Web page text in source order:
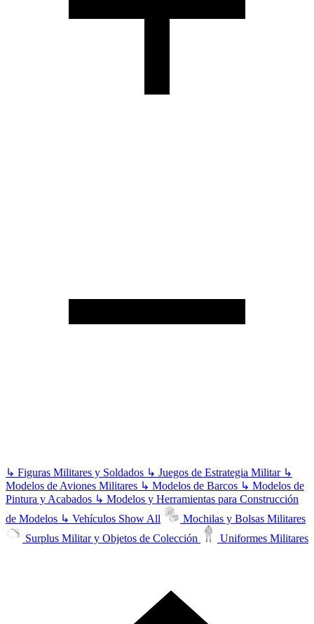
↳ Figuras Militares y Soldados ↳ Juegos de Estrategia Militar ↳
Modelos de Aviones Militares ↳ Modelos de Barcos ↳ Modelos de
Pintura y Acabados ↳ Modelos y Herramientas para Construcción
de Modelos ↳ Vehículos Show All
Mochilas y Bolsas Militares
Surplus Militar y Objetos de Colección
Uniformes Militares